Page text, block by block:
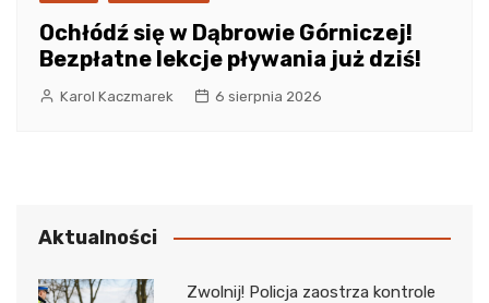
Ochłódź się w Dąbrowie Górniczej!
Bezpłatne lekcje pływania już dziś!
Karol Kaczmarek 6 sierpnia 2026
Aktualności
Zwolnij! Policja zaostrza kontrole